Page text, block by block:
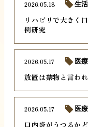
リハビリで大きく
例研究
2026.05.18 生活
放置は禁物と言わ
2026.05.17 医療
口内炎がうつるか
2026.05.17 医療